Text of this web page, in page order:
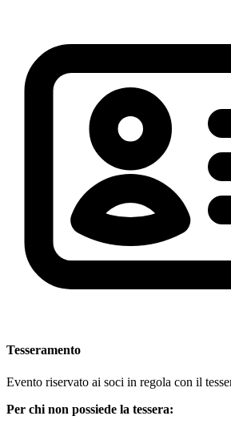
Tesseramento
Evento riservato ai soci in regola con il
Per chi non possiede la tessera: